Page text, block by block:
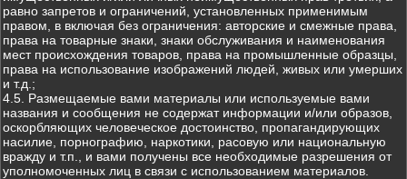
равно запретов и ограничений, установленных применимым
правом, в включая без ограничения: авторские и смежные права,
права на товарные знаки, знаки обслуживания и наименования
мест происхождения товаров, права на промышленные образцы,
права на использование изображений людей, живых или умерших
и т.д.;
4.5. Размещаемые вами материалы или используемые вами
названия и сообщения не содержат информации и/или образов,
оскорбляющих человеческое достоинство, пропагандирующих
насилие, порнографию, наркотики, расовую или национальную
вражду и т.п., и вами получены все необходимые разрешения от
уполномоченных лиц в связи с использованием материалов.